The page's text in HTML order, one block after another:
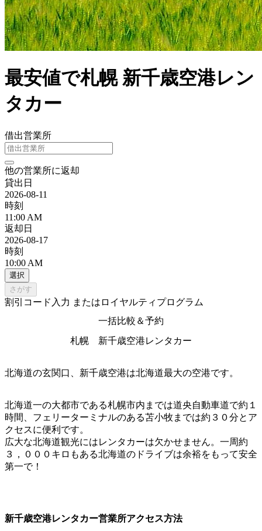
最安値で札幌 新千歳空港レン
タカー
借出営業所
他の営業所に返却
貸出日
2026-08-11
時刻
11:00 AM
返却日
2026-08-17
時刻
10:00 AM
選択
さがす
割引コード入力 またはロイヤルティプログラム
一括比較＆予約
札幌 新千歳空港レンタカー
北海道の玄関口、新千歳空港は北海道最大の空港です。
北海道一の大都市である札幌市内までは道央自動車道で約１
時間、フェリーターミナルのある苫小牧までは約３０分とア
クセスに便利です。
広大な北海道観光にはレンタカーは欠かせません。一周約
３，０００キロもある北海道のドライブは余裕をもって安全
第一で！
新千歳空港レンタカー営業所アクセス方法